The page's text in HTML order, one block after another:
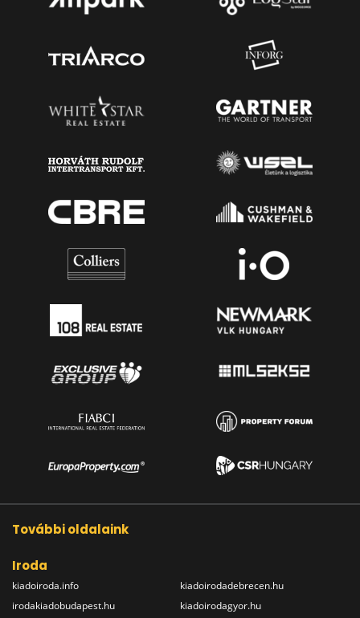
További oldalaink
Iroda
kiadoiroda.info
irodakiadobudapest.hu
kiadoirodadebrecen.hu
kiadoirodagyor.hu